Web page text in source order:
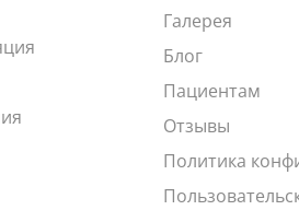
Галерея
Блог
Пациентам
Отзывы
Политика